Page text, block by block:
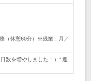
（休憩60分）※残業：月／
数を増やしました！）* 週